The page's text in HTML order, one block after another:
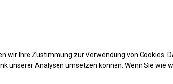
Laden Sie das PDF -
wir Ihre Zustimmung zur Verwendung von Cookies.
unserer Analysen umsetzen können. Wenn Sie wie